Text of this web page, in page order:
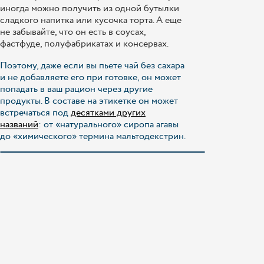
иногда можно получить из одной бутылки
сладкого напитка или кусочка торта. А еще
не забывайте, что он есть в соусах,
фастфуде, полуфабрикатах и консервах.
Поэтому, даже если вы пьете чай без сахара
и не добавляете его при готовке, он может
попадать в ваш рацион через другие
продукты. В составе на этикетке он может
встречаться поддесятками других
названий: от «натурального» сиропа агавы
до «химического» термина мальтодекстрин.